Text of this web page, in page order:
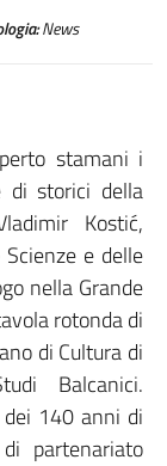
News
stamani i
di storici della
Kostić,
Scienze e delle
nella Grande
rotonda di
di Cultura di
Balcanici.
dei 140 anni di
partenariato